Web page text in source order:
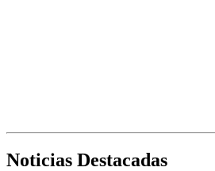
Noticias Destacadas